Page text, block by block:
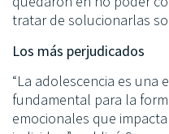
tratar de solucionarlas
Los más perjudicados
“La adolescencia es
fundamental para la
emocionales que